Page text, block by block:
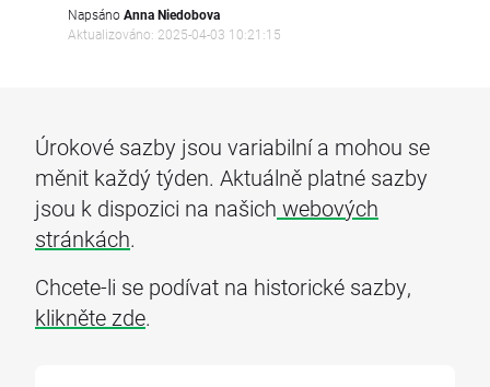
NapsánoAnna Niedobova
Aktualizováno: 2025-04-03 10:21:15
Úrokové sazby jsou variabilní a mohou se
měnit každý týden. Aktuálně platné sazby
jsou k dispozici na našich webových
stránkách.
Chcete-li se podívat na historické sazby,
klikněte zde.